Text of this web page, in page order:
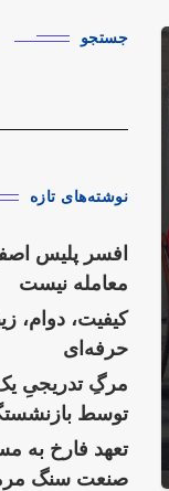
جستجو
نوشته‌های تازه
افسر پلیس
معامله نیست
کیفیت، دوام،
حرفه‌ای
مرگِ تدریجیِ
توسط
تعهد فارخ به
صنعت سنگ